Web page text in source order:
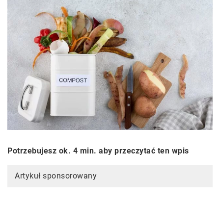
Potrzebujesz ok. 4 min. aby przeczytać ten wpis
Artykuł sponsorowany